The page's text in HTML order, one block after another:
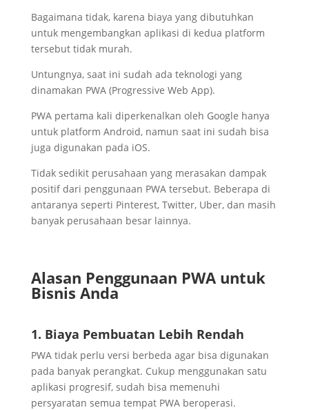
Bagaimana tidak, karena biaya yang dibutuhkan
untuk mengembangkan aplikasi di kedua platform
tersebut tidak murah.
Untungnya, saat ini sudah ada teknologi yang
dinamakan PWA (Progressive Web App).
PWA pertama kali diperkenalkan oleh Google hanya
untuk platform Android, namun saat ini sudah bisa
juga digunakan pada iOS.
Tidak sedikit perusahaan yang merasakan dampak
positif dari penggunaan PWA tersebut. Beberapa di
antaranya seperti Pinterest, Twitter, Uber, dan masih
banyak perusahaan besar lainnya.
Alasan Penggunaan PWA untuk
Bisnis Anda
1. Biaya Pembuatan Lebih Rendah
PWA tidak perlu versi berbeda agar bisa digunakan
pada banyak perangkat. Cukup menggunakan satu
aplikasi progresif, sudah bisa memenuhi
persyaratan semua tempat PWA beroperasi.